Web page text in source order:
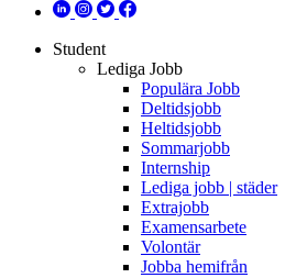
Student
Lediga Jobb
Populära Jobb
Deltidsjobb
Heltidsjobb
Sommarjobb
Internship
Lediga jobb | städer
Extrajobb
Examensarbete
Volontär
Jobba hemifrån